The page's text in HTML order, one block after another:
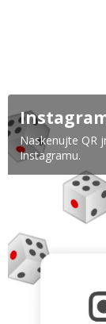
Naskenujte QR
Instagramu.